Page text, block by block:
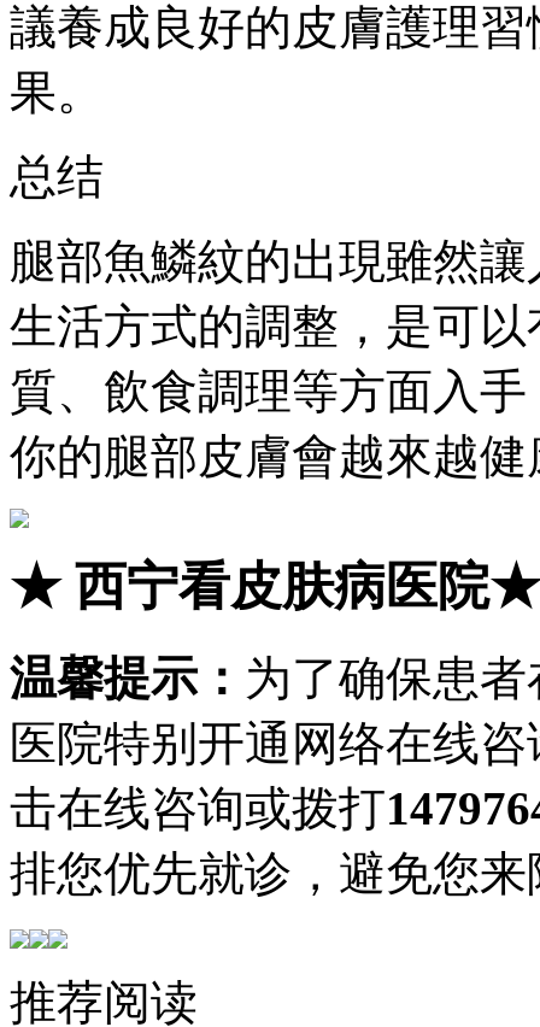
議養成良好的皮膚護理
果。
总结
腿部魚鱗紋的出現雖然
生活方式的調整，是可
質、飲食調理等方面入
你的腿部皮膚會越來越
★西宁看皮肤病医院★
温馨提示： 为了确保患
医院特别开通网络在线
击在线咨询或拨打
排您优先就诊，避免您
推荐阅读